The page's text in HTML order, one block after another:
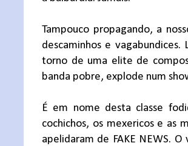
Tampouco propagando, a
descaminhos e
torno de uma elite de
banda pobre, explode num
É em nome desta classe
cochichos, os mexericos e as
apelidaram de FAKE NEWS.